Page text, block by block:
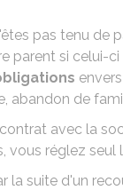
pas tenu de
parent si celui-ci
abandon de
avec la
vous réglez seul
la suite d'un